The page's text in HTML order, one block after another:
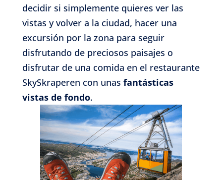
decidir si simplemente quieres ver las
vistas y volver a la ciudad, hacer una
excursión por la zona para seguir
disfrutando de preciosos paisajes o
disfrutar de una comida en el restaurante
SkySkraperen con unas fantásticas
vistas de fondo.